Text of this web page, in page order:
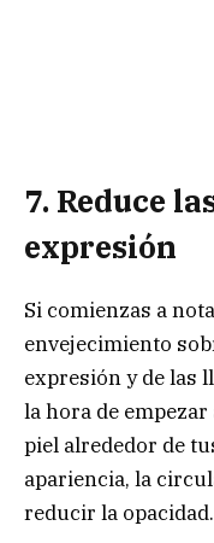
7. Reduce
expresión
Si comienzas a
envejecimiento
expresión y de las
la hora de
piel alrededor de
apariencia, la
reducir la opacidad.